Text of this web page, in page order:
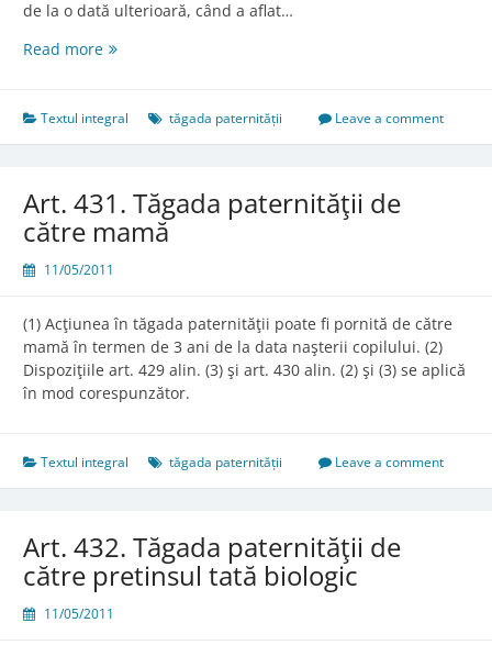
de la o dată ulterioară, când a aflat…
Read moreArt.
paternităţii
de
mamei
Textul integral tăgada paternității Leave a comment
Art. 431. Tăgada paternităţii de
către mamă
11/05/2011
(1) Acţiunea în tăgada paternităţii poate fi pornită de către
mamă în termen de 3 ani de la data naşterii copilului. (2)
Dispoziţiile art. 429 alin. (3) şi art. 430 alin. (2) şi (3) se aplică
în mod corespunzător.
Textul integral tăgada paternității Leave a comment
Art. 432. Tăgada paternităţii de
către pretinsul tată biologic
11/05/2011